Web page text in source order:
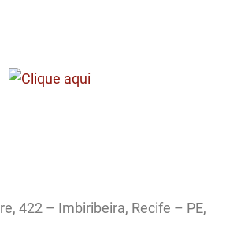
422 – Imbiribeira, Recife – PE,